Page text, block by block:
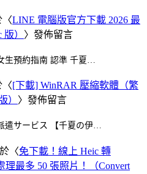
〈LINE 電腦版官方下載 2026 最
） 〉發佈留言
生預約指南 認準 千夏…
〈[下載] WinRAR 壓縮軟體（繁
） 〉發佈留言
遣サービス 【千夏の伊…
〈免下載！線上 Heic 轉
理最多 50 張照片！（Convert